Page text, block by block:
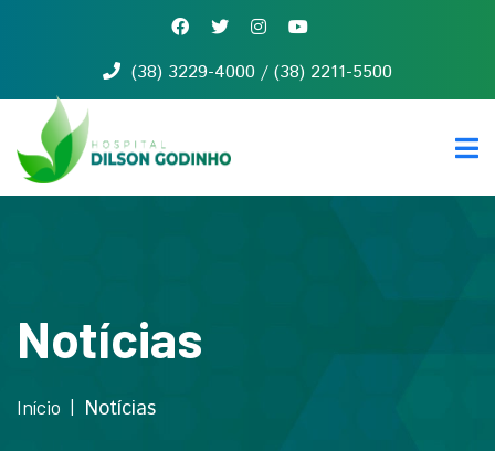
(38) 3229-4000 / (38) 2211-5500
Quem
somos
Serviços
Notícias
Início Notícias